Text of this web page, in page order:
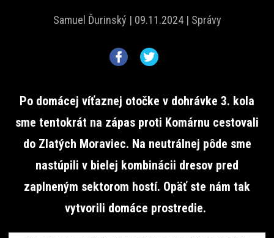
Samuel Ďurinský | 09.11.2024 | Správy
Po domácej víťaznej otočke v dohrávke 3. kola
sme tentokrát na zápas proti Komárnu cestovali
do Zlatých Moraviec. Na neutrálnej pôde sme
nastúpili v bielej kombinácii dresov pred
zaplneným sektorom hostí. Opäť ste nám tak
vytvorili domáce prostredie.